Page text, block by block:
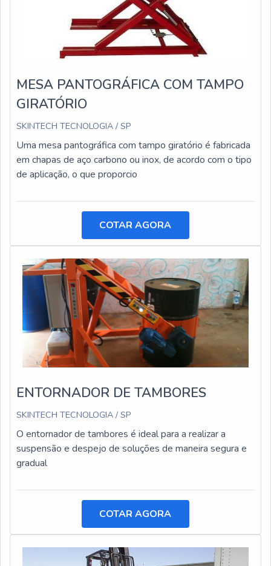
MESA PANTOGRÁFICA COM TAMPO
GIRATÓRIO
SKINTECH TECNOLOGIA / SP
Uma mesa pantográfica com tampo giratório é fabricada
em chapas de aço carbono ou inox, de acordo com o tipo
de aplicação, o que proporcio
COTAR AGORA
ENTORNADOR DE TAMBORES
SKINTECH TECNOLOGIA / SP
O entornador de tambores é ideal para a realizar a
suspensão e despejo de soluções de maneira segura e
gradual
COTAR AGORA